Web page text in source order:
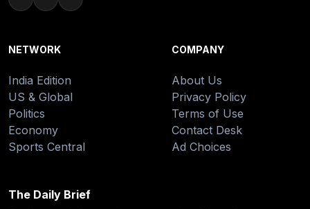
NETWORK
India Edition
US & Global
Politics
Economy
Sports Central
COMPANY
About Us
Privacy Policy
Terms of Use
Contact Desk
Ad Choices
The Daily Brief